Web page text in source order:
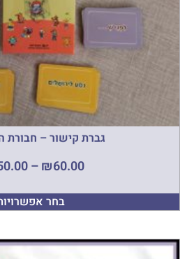
גברת קישור – חבורת
₪60.00
–
בחר